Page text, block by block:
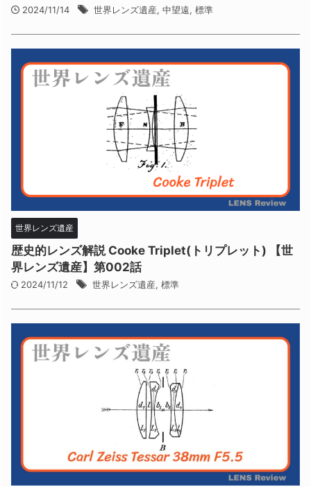
2024/11/14 世界レンズ遺産, 中望遠, 標準
世界レンズ遺産
歴史的レンズ解説 Cooke Triplet(トリプレット) 【世
界レンズ遺産】第002話
2024/11/12 世界レンズ遺産, 標準